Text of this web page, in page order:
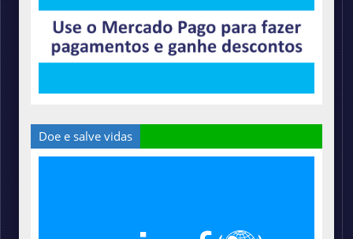
Doe e salve vidas